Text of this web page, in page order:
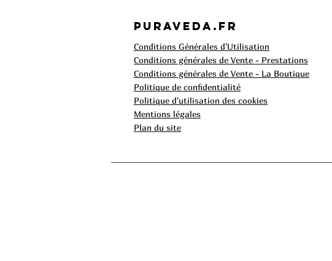
Puraveda.fr
Conditions Générales d'Utilisation
Conditions générales de Vente - Prestations
Conditions générales de Vente - La Boutique
Politique de confidentialité
Politique d'utilisation des cookies
Mentions légales
Plan du site